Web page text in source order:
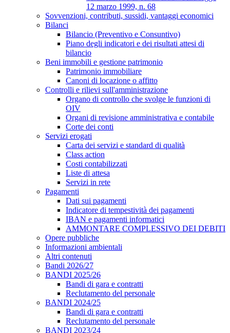
12 marzo 1999, n. 68
Sovvenzioni, contributi, sussidi, vantaggi economici
Bilanci
Bilancio (Preventivo e Consuntivo)
Piano degli indicatori e dei risultati attesi di
bilancio
Beni immobili e gestione patrimonio
Patrimonio immobiliare
Canoni di locazione o affitto
Controlli e rilievi sull'amministrazione
Organo di controllo che svolge le funzioni di
OIV
Organi di revisione amministrativa e contabile
Corte dei conti
Servizi erogati
Carta dei servizi e standard di qualità
Class action
Costi contabilizzati
Liste di attesa
Servizi in rete
Pagamenti
Dati sui pagamenti
Indicatore di tempestività dei pagamenti
IBAN e pagamenti informatici
AMMONTARE COMPLESSIVO DEI DEBITI
Opere pubbliche
Informazioni ambientali
Altri contenuti
Bandi 2026/27
BANDI 2025/26
Bandi di gara e contratti
Reclutamento del personale
BANDI 2024/25
Bandi di gara e contratti
Reclutamento del personale
BANDI 2023/24